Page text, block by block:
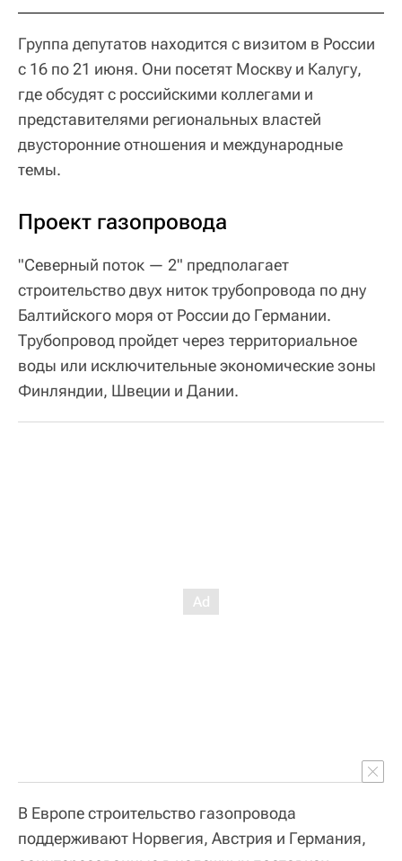
Группа депутатов находится с визитом в России
с 16 по 21 июня. Они посетят Москву и Калугу,
где обсудят с российскими коллегами и
представителями региональных властей
двусторонние отношения и международные
темы.
Проект газопровода
"Северный поток — 2" предполагает
строительство двух ниток трубопровода по дну
Балтийского моря от России до Германии.
Трубопровод пройдет через территориальное
воды или исключительные экономические зоны
Финляндии, Швеции и Дании.
В Европе строительство газопровода
поддерживают Норвегия, Австрия и Германия,